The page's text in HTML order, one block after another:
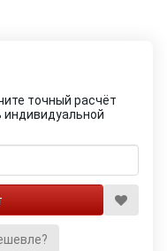
точный расчёт
индивидуальной